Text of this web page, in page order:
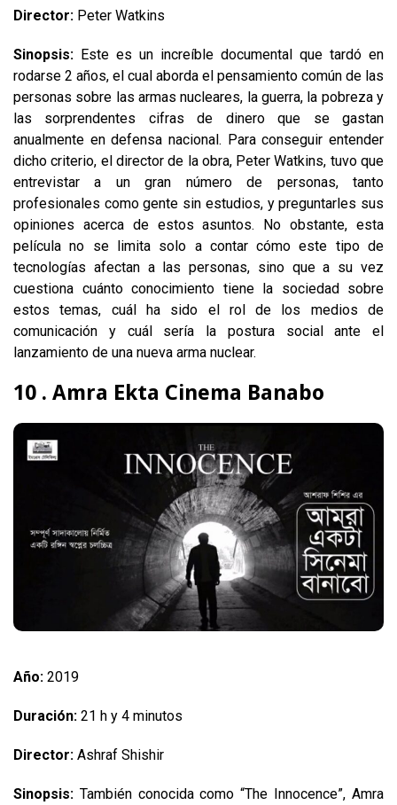
Director: Peter Watkins
Sinopsis: Este es un increíble documental que tardó en
rodarse 2 años, el cual aborda el pensamiento común de las
personas sobre las armas nucleares, la guerra, la pobreza y
las sorprendentes cifras de dinero que se gastan
anualmente en defensa nacional. Para conseguir entender
dicho criterio, el director de la obra, Peter Watkins, tuvo que
entrevistar a un gran número de personas, tanto
profesionales como gente sin estudios, y preguntarles sus
opiniones acerca de estos asuntos. No obstante, esta
película no se limita solo a contar cómo este tipo de
tecnologías afectan a las personas, sino que a su vez
cuestiona cuánto conocimiento tiene la sociedad sobre
estos temas, cuál ha sido el rol de los medios de
comunicación y cuál sería la postura social ante el
lanzamiento de una nueva arma nuclear.
10 . Amra Ekta Cinema Banabo
Año: 2019
Duración: 21 h y 4 minutos
Director: Ashraf Shishir
Sinopsis: También conocida como “The Innocence”, Amra